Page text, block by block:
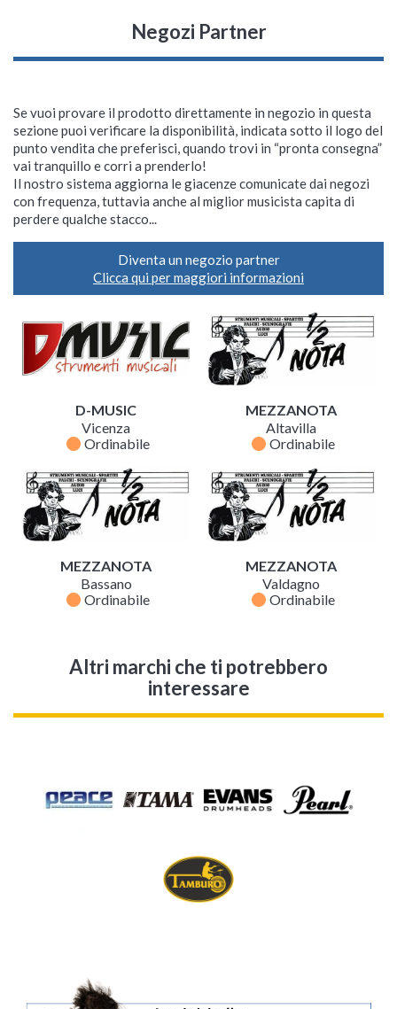
Negozi Partner
Se vuoi provare il prodotto direttamente in negozio in questa
sezione puoi verificare la disponibilità, indicata sotto il logo del
punto vendita che preferisci, quando trovi in “pronta consegna”
vai tranquillo e corri a prenderlo!
Il nostro sistema aggiorna le giacenze comunicate dai negozi
con frequenza, tuttavia anche al miglior musicista capita di
perdere qualche stacco...
Diventa un negozio partner
Clicca qui per maggiori informazioni
D-MUSIC
Vicenza
fiber_manual_record Ordinabile
MEZZANOTA
Altavilla
fiber_manual_record Ordinabile
MEZZANOTA
Bassano
fiber_manual_record Ordinabile
MEZZANOTA
Valdagno
fiber_manual_record Ordinabile
Altri marchi che ti potrebbero
interessare